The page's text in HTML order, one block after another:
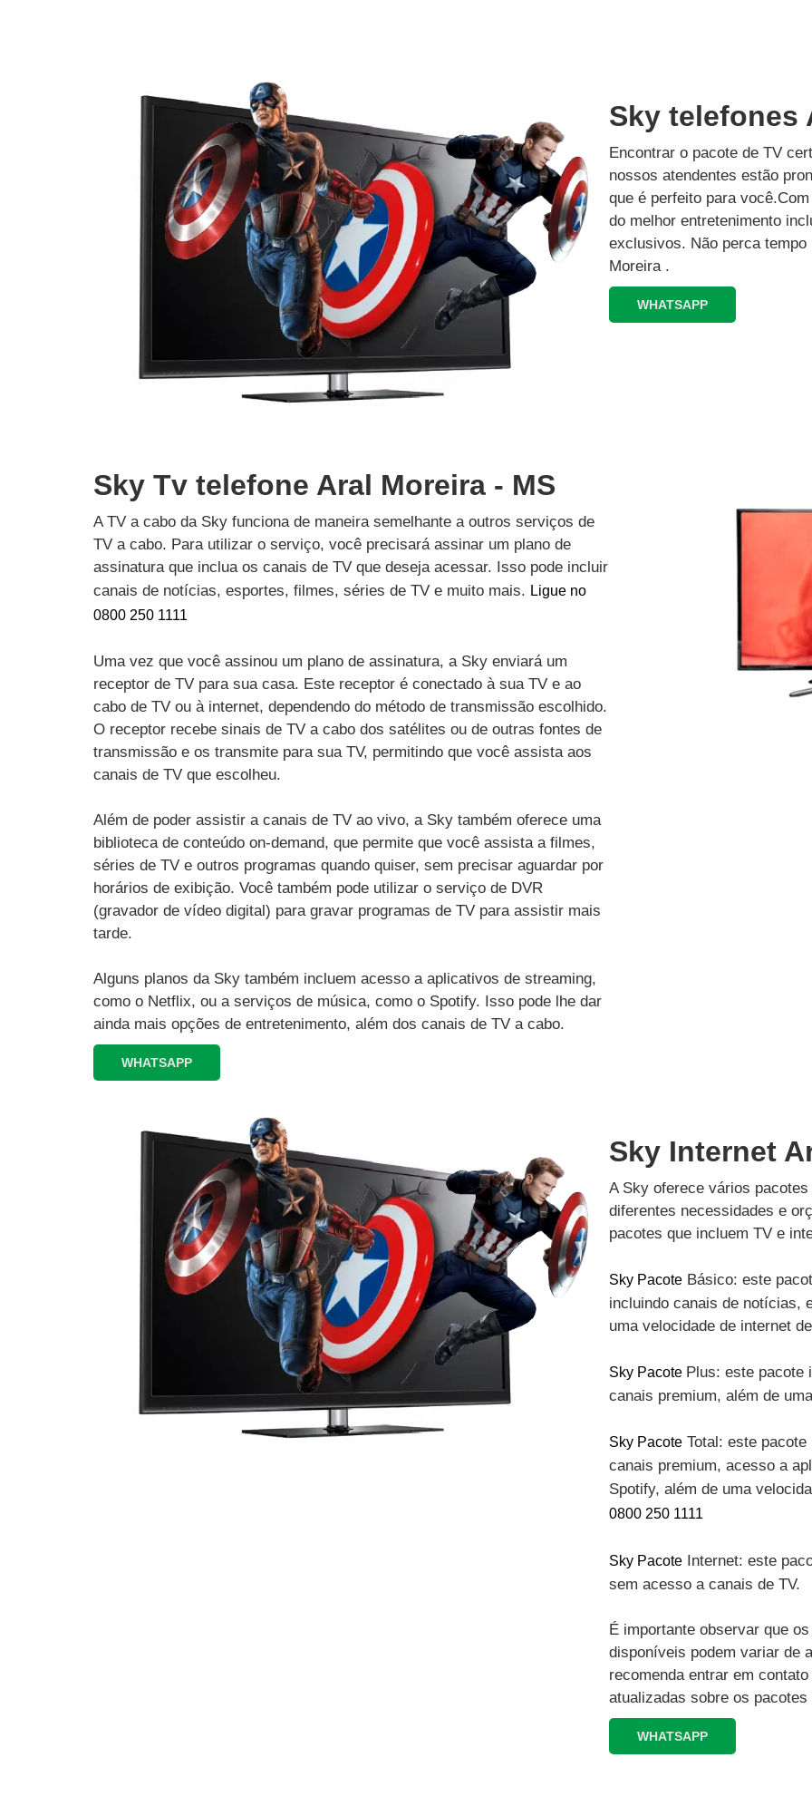
Sky telefones
Encontrar o pacote de TV
nossos atendentes estão
que é perfeito para
do melhor entretenimento
exclusivos.‍ Não perca
Moreira .
WHATSAPP
Sky Tv telefone Aral Moreira - MS
A TV a cabo da Sky funciona de maneira semelhante a outros serviços de
TV a cabo. Para utilizar o serviço, você precisará assinar um plano de
assinatura que inclua os canais de TV que deseja acessar. Isso pode incluir
canais de notícias, esportes, filmes, séries de TV e muito mais. Ligue no
0800 250 1111
Uma vez que você assinou um plano de assinatura, a Sky enviará um
receptor de TV para sua casa. Este receptor é conectado à sua TV e ao
cabo de TV ou à internet, dependendo do método de transmissão escolhido.
O receptor recebe sinais de TV a cabo dos satélites ou de outras fontes de
transmissão e os transmite para sua TV, permitindo que você assista aos
canais de TV que escolheu.
Além de poder assistir a canais de TV ao vivo, a Sky também oferece uma
biblioteca de conteúdo on-demand, que permite que você assista a filmes,
séries de TV e outros programas quando quiser, sem precisar aguardar por
horários de exibição. Você também pode utilizar o serviço de DVR
(gravador de vídeo digital) para gravar programas de TV para assistir mais
tarde.
Alguns planos da Sky também incluem acesso a aplicativos de streaming,
como o Netflix, ou a serviços de música, como o Spotify. Isso pode lhe dar
ainda mais opções de entretenimento, além dos canais de TV a cabo.
WHATSAPP
Sky Internet
A Sky oferece vários
diferentes necessidades e
pacotes que incluem TV e
Sky Pacote Básico: este
incluindo canais de notícias,
uma velocidade de internet
Sky Pacote Plus: este pacote
canais premium, além de
Sky Pacote Total: este
canais premium, acesso a
Spotify, além de uma
0800 250 1111
Sky Pacote Internet: este
sem acesso a canais de TV.
É importante observar que
disponíveis podem variar de
recomenda entrar em
atualizadas sobre os
WHATSAPP